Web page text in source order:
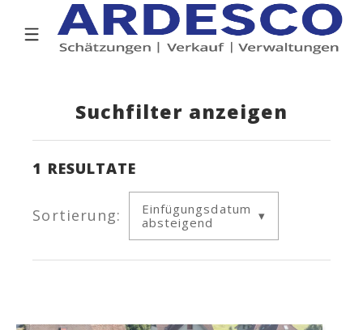
Suchfilter anzeigen
1 RESULTATE
Sortierung:
Einfügungsdatum
absteigend